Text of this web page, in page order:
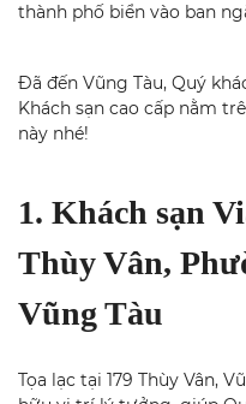
thành phố biển vào ban
Đã đến Vũng Tàu, Quý
Khách sạn cao cấp nằm
này nhé!
1. Khách sạn
Thùy Vân,
Vũng Tàu
Tọa lạc tại 179 Thùy Vân,